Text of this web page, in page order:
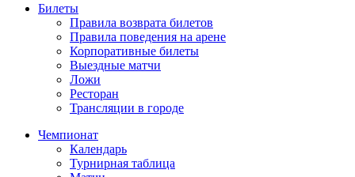
Билеты
Правила возврата билетов
Правила поведения на арене
Корпоративные билеты
Выездные матчи
Ложи
Ресторан
Трансляции в городе
Чемпионат
Календарь
Турнирная таблица